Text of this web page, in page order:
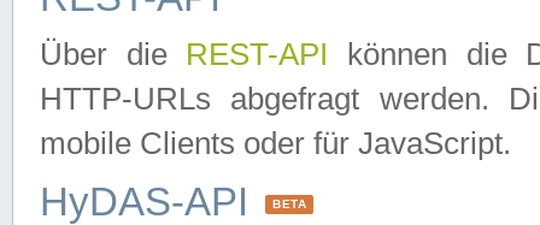
Über die REST-API können die
HTTP-URLs abgefragt werden.
mobile Clients oder für JavaScript.
HyDAS-API BETA